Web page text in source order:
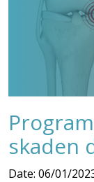
skaden
Date: 06/01/